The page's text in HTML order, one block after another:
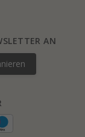
AN